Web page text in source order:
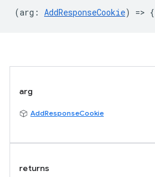
(arg : AddResponseCookie) =>
arg
AddResponseCookie
returns